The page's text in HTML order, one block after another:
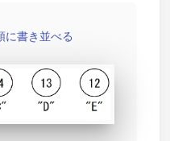
に書き並べる